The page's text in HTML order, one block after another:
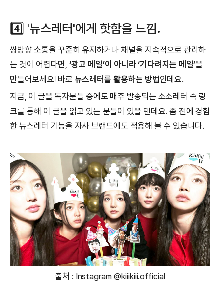
4️⃣ '뉴스레터'에게 핫함을 느낌.
쌍방향 소통을 꾸준히 유지하거나 채널을 지속적으로 관리하
는 것이 어렵다면, ‘광고 메일’이 아니라 ‘기다려지는 메일’을
만들어보세요! 바로 뉴스레터를 활용하는 방법인데요.
지금, 이 글을 독자분들 중에도 매주 발송되는 소소레터 속 링
크를 통해 이 글을 읽고 있는 분들이 있을 텐데요. 좀 전에 경험
한 뉴스레터 기능을 자사 브랜드에도 적용해 볼 수 있습니다.
출처 : Instagram @kiiikiii.official